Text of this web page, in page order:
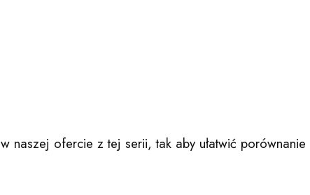
w naszej ofercie z tej serii, tak aby ułatwić porównanie